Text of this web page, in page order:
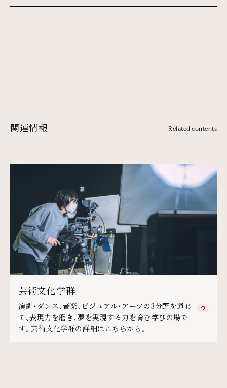
関連情報 Related contents
芸術文化学群
演劇・ダンス、音楽、ビジュアル・アーツの3分野を通じ
て、表現力を磨き、夢を実現する力を育む学びの場で
す。芸術文化学群の詳細はこちらから。